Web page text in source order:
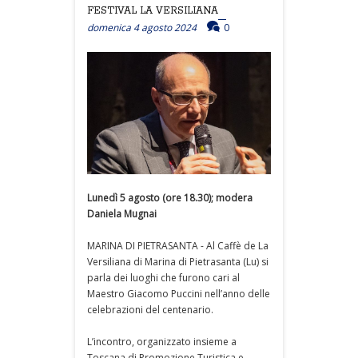
FESTIVAL LA VERSILIANA
domenica 4 agosto 2024 0
Lunedì 5 agosto (ore 18.30); modera
Daniela Mugnai
MARINA DI PIETRASANTA - Al Caffè de La
Versiliana di Marina di Pietrasanta (Lu) si
parla dei luoghi che furono cari al
Maestro Giacomo Puccini nell’anno delle
celebrazioni del centenario.
L’incontro, organizzato insieme a